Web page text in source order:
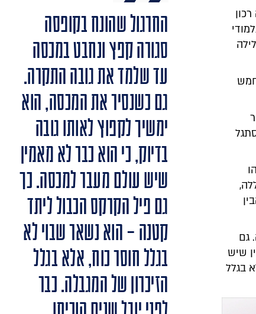
גם
שיש
בגלל
החרגול שהונח בקופסה
סגורה קפץ ונחבט במכסה
עד שלמד את גובה התקרה.
גם כשנסיר את המכסה, הוא
ימשיך לקפוץ לאותו גובה
בדיוק, כי הוא כבר לא מאמין
שיש עולם מעבר למכסה. כך
גם פיל הקרקס הכבול ליתד
קטנה – הוא נשאר שבוי לא
בגלל חוסר כוח, אלא בגלל
הזיכרון של המגבלה. כבר